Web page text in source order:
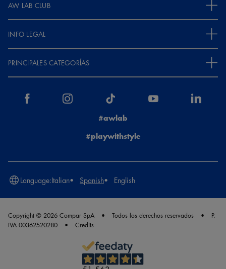
AW LAB CLUB
INFO LEGAL
PRINCIPALES CATEGORÍAS
#awlab
#playwithstyle
Language:Italian Spanish English
Copyright © 2026 Compar SpA Todos los derechos reservados
P.
IVA 00362520280
Credits